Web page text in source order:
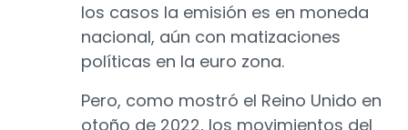
los casos la emisión es en moneda
nacional, aún con matizaciones
políticas en la euro zona.
Pero, como mostró el Reino Unido en
otoño de 2022, los movimientos del